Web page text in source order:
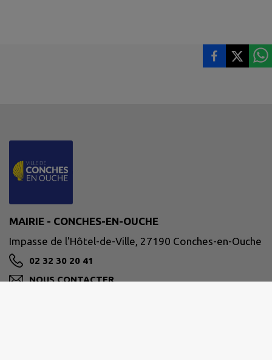
MAIRIE - CONCHES-EN-OUCHE
Impasse de l'Hôtel-de-Ville, 27190 Conches-en-Ouche
02 32 30 20 41
NOUS CONTACTER